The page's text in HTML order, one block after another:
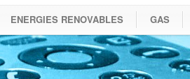
ENERGIES RENOVABLES GAS